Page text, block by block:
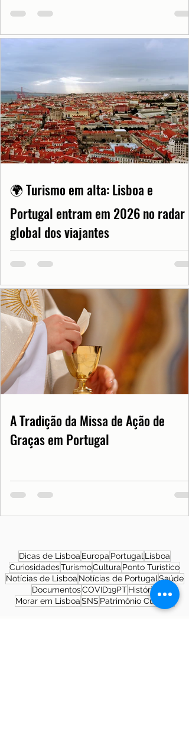
🌍 Turismo em alta: Lisboa e
Portugal entram em 2026 no radar
global dos viajantes
A Tradição da Missa de Ação de
Graças em Portugal
Dicas de Lisboa Europa Portugal Lisboa
CuriosidadesTurismoCultura Ponto Turístico
Notícias de Lisboa Notícias de PortugalSaúde
DocumentosCOVID19PTHistória
Morar em LisboaSNS Patrimônio Cultural